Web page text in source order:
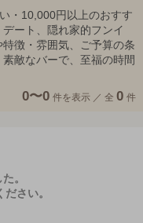
・10,000円以上のおすす
ート、隠れ家的フンイ
徴・雰囲気、ご予算の条
敵なバーで、至福の時間
0〜0 件を表示 ／ 全 0 件
。
さい。